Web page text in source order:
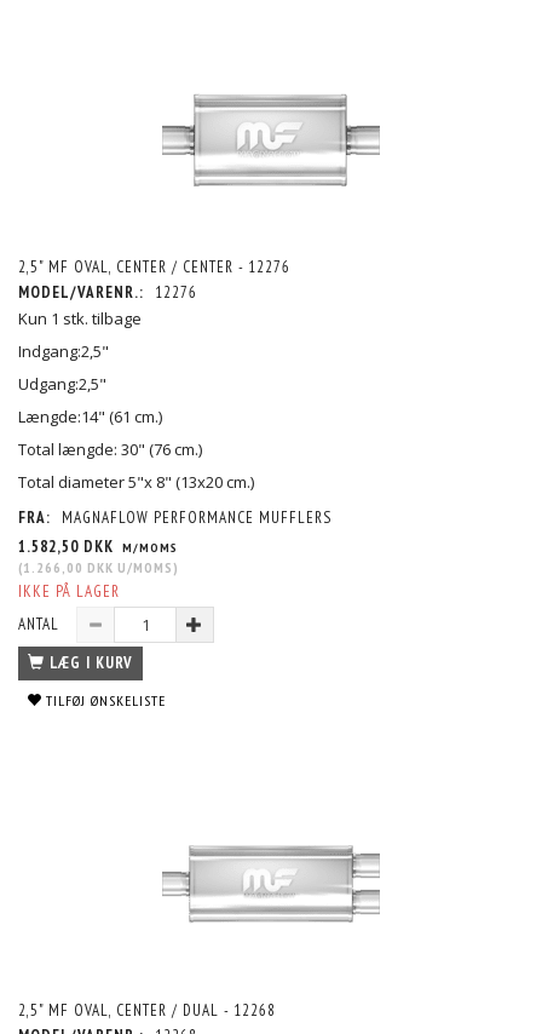
2,5" MF OVAL, CENTER / CENTER - 12276
MODEL/VARENR.:
12276
Kun 1 stk. tilbage
Indgang:2,5"
Udgang:2,5"
Længde:14" (61 cm.)
Total længde: 30" (76 cm.)
Total diameter 5"x 8" (13x20 cm.)
FRA:
MAGNAFLOW PERFORMANCE MUFFLERS
1.582,50 DKK M/MOMS
(1.266,00 DKK U/MOMS )
IKKE PÅ LAGER
ANTAL
LÆG I KURV
TILFØJ ØNSKELISTE
2,5" MF OVAL, CENTER / DUAL - 12268